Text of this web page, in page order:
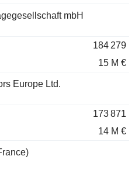
mbH
184 279
15 M €
Europe Ltd.
173 871
14 M €